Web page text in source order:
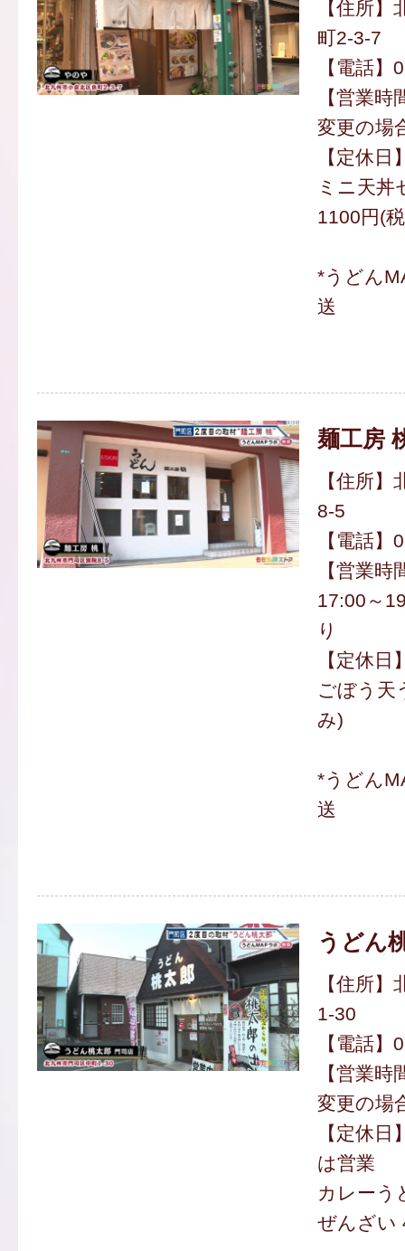
【住所
町2-3-7
【電話
【営業
変更の場
【定休日
ミニ天丼
1100円(
*うどん
送
麺工房
【住所
8-5
【電話
【営業
17:00～
り
【定休
ごぼう天
み)
*うどん
送
うどん
【住所
1-30
【電話
【営業
変更の場
【定休
は営業
カレーう
ぜんざい